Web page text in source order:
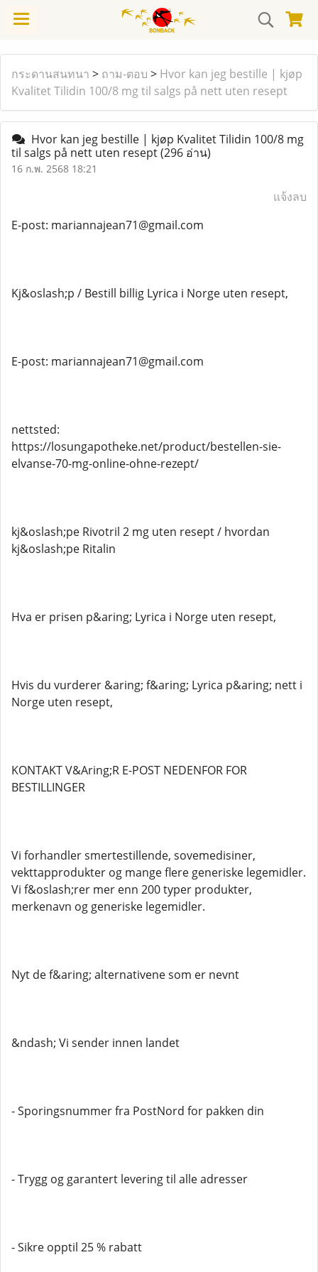
กระดานสนทนา > ถาม-ตอบ > Hvor kan jeg bestille | kjøp
Kvalitet Tilidin 100/8 mg til salgs på nett uten resept
Hvor kan jeg bestille | kjøp Kvalitet Tilidin 100/8 mg
til salgs på nett uten resept(296 อ่าน)
16 ก.พ. 2568 18:21
แจ้งลบ
E-post: mariannajean71@gmail.com
Kj&oslash;p / Bestill billig Lyrica i Norge uten resept,
E-post: mariannajean71@gmail.com
nettsted:
https://losungapotheke.net/product/bestellen-sie-
elvanse-70-mg-online-ohne-rezept/
kj&oslash;pe Rivotril 2 mg uten resept / hvordan
kj&oslash;pe Ritalin
Hva er prisen p&aring; Lyrica i Norge uten resept,
Hvis du vurderer &aring; f&aring; Lyrica p&aring; nett i
Norge uten resept,
KONTAKT V&Aring;R E-POST NEDENFOR FOR
BESTILLINGER
Vi forhandler smertestillende, sovemedisiner,
vekttapprodukter og mange flere generiske legemidler.
Vi f&oslash;rer mer enn 200 typer produkter,
merkenavn og generiske legemidler.
Nyt de f&aring; alternativene som er nevnt
&ndash; Vi sender innen landet
- Sporingsnummer fra PostNord for pakken din
- Trygg og garantert levering til alle adresser
- Sikre opptil 25 % rabatt